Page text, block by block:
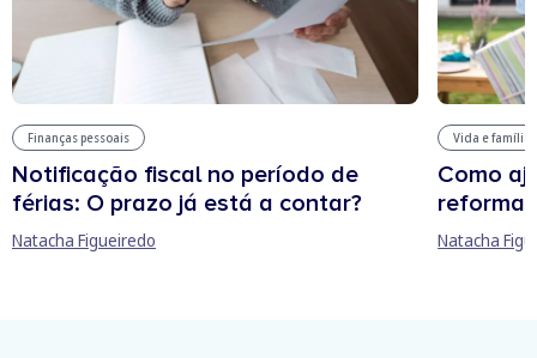
Finanças pessoais
Notificação fiscal no período de
férias: O prazo já está a contar?
Natacha Figueiredo
Vida e família
Como
reforma
Natacha